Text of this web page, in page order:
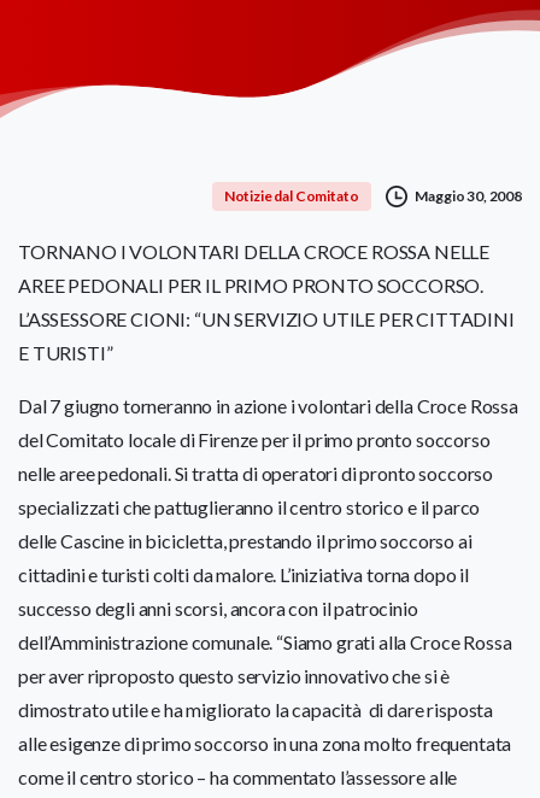
Notizie dal Comitato Maggio 30, 2008
TORNANO I VOLONTARI DELLA CROCE ROSSA NELLE
AREE PEDONALI PER IL PRIMO PRONTO SOCCORSO.
L’ASSESSORE CIONI: “UN SERVIZIO UTILE PER CITTADINI
E TURISTI”
Dal 7 giugno torneranno in azione i volontari della Croce Rossa
del Comitato locale di Firenze per il primo pronto soccorso
nelle aree pedonali. Si tratta di operatori di pronto soccorso
specializzati che pattuglieranno il centro storico e il parco
delle Cascine in bicicletta, prestando il primo soccorso ai
cittadini e turisti colti da malore. L’iniziativa torna dopo il
successo degli anni scorsi, ancora con il patrocinio
dell’Amministrazione comunale. “Siamo grati alla Croce Rossa
per aver riproposto questo servizio innovativo che si è
dimostrato utile e ha migliorato la capacità di dare risposta
alle esigenze di primo soccorso in una zona molto frequentata
come il centro storico – ha commentato l’assessore alle